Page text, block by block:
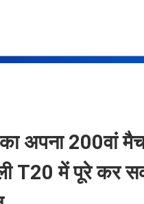
अपना 200वां
T20 में पूरे कर